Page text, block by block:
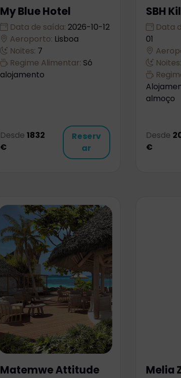
My Blue Hotel
Data de saída: 2026-10-12
Aeroporto: Lisboa
Noites: 7
Regime Alimentar: Só
alojamento
Desde 1832
€
Reserv
ar
SBH
Data
01
Noites:
almoço
Desde
€
Matemwe Attitude Melia